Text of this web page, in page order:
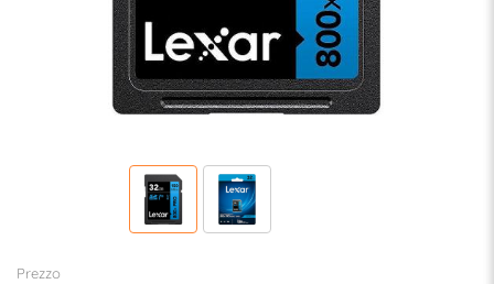
Prezzo